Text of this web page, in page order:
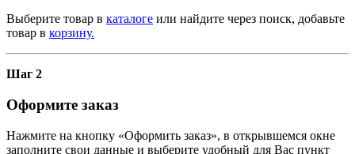
Выберите товар в каталоге или найдите через поиск, добавьте
товар в корзину.
Шаг 2
Оформите заказ
Нажмите на кнопку «Оформить заказ», в открывшемся окне
заполните свои данные и выберите удобный для Вас пункт